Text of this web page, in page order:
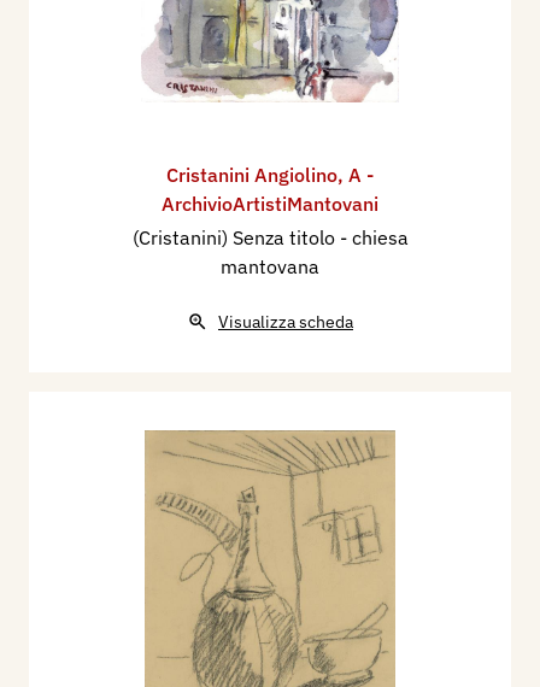
Cristanini Angiolino, A -
ArchivioArtistiMantovani
(Cristanini) Senza titolo - chiesa
mantovana
Visualizza scheda